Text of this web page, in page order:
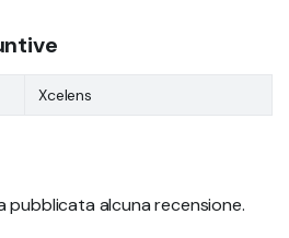
Xcelens
alcuna recensione.